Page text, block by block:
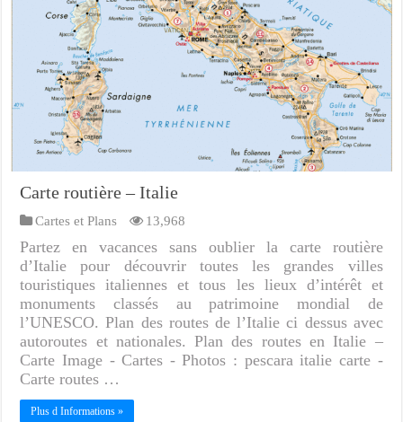
Carte routière – Italie
Cartes et Plans 13,968
Partez en vacances sans oublier la carte routière
d’Italie pour découvrir toutes les grandes villes
touristiques italiennes et tous les lieux d’intérêt et
monuments classés au patrimoine mondial de
l’UNESCO. Plan des routes de l’Italie ci dessus avec
autoroutes et nationales. Plan des routes en Italie –
Carte Image - Cartes - Photos : pescara italie carte -
Carte routes …
Plus d Informations »